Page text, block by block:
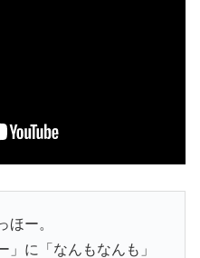
ほー。
に「なんもなんも」